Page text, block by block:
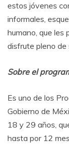
estos jóvenes
informales,
humano, que les
disfrute pleno de
Sobre el
Es uno de los
Gobierno de
18 y 29 años,
hasta por 12